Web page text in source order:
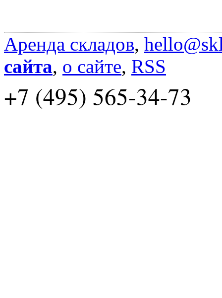
Аренда складов,
сайта, о сайте, RSS
+7 (495) 565-34-73